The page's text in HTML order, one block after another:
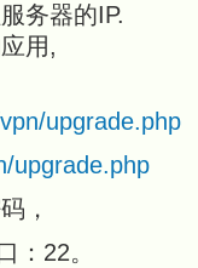
务器的IP.
用,
upgrade.php
upgrade.php
，
：22。